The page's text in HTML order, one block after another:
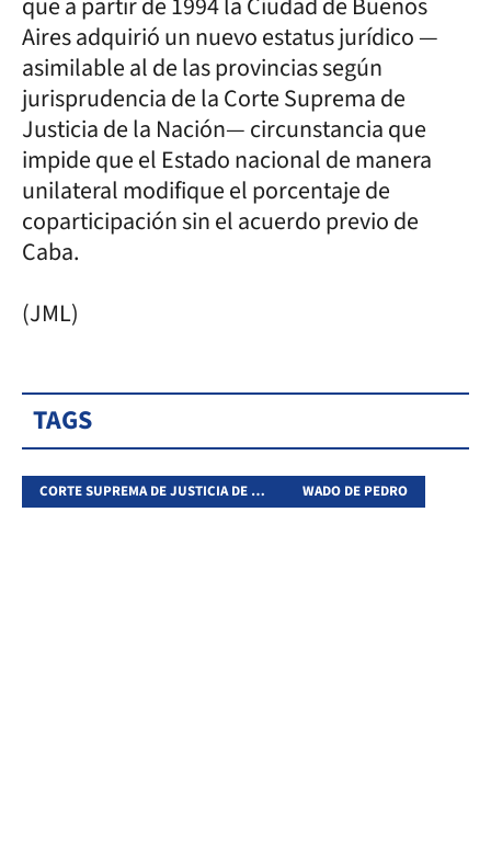
Aires adquirió un nuevo estatus jurídico —
asimilable al de las provincias según
jurisprudencia de la Corte Suprema de
Justicia de la Nación— circunstancia que
impide que el Estado nacional de manera
unilateral modifique el porcentaje de
coparticipación sin el acuerdo previo de
Caba.
(JML)
TAGS
CORTE SUPREMA DE JUSTICIA DE LA NACIÓN WADO DE PEDRO